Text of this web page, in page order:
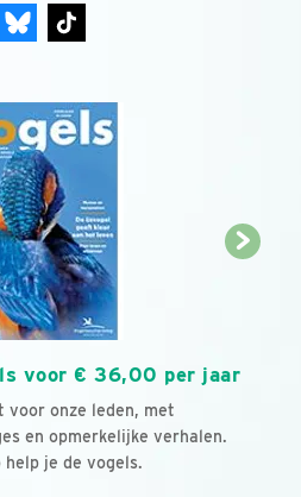
voor € 36,00 per jaar
onze leden, met
en opmerkelijke verhalen.
je de vogels.